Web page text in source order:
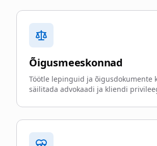
Õigusmeeskonnad
Töötle lepinguid ja õigusdokumente
säilitada advokaadi ja kliendi